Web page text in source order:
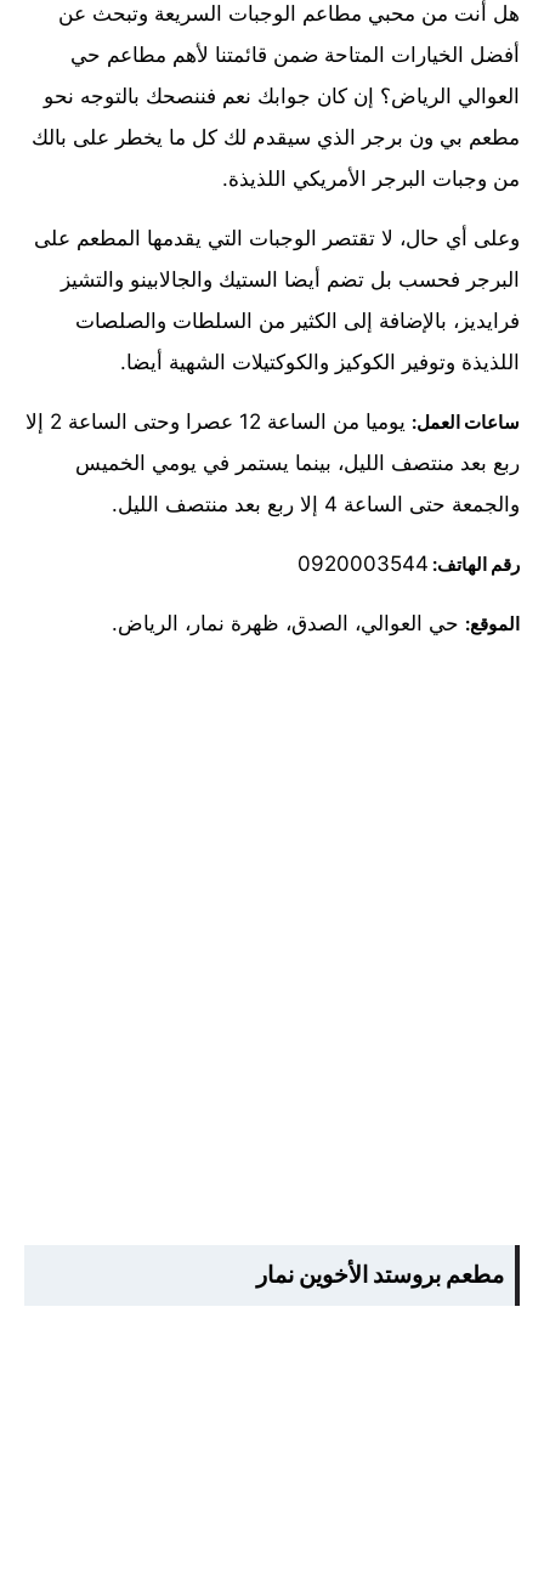
هل أنت من محبي مطاعم الوجبات السريعة وتبحث عن
أفضل الخيارات المتاحة ضمن قائمتنا لأهم مطاعم حي
العوالي الرياض؟ إن كان جوابك نعم فننصحك بالتوجه نحو
مطعم بي ون برجر الذي سيقدم لك كل ما يخطر على بالك
من وجبات البرجر الأمريكي اللذيذة.
وعلى أي حال، لا تقتصر الوجبات التي يقدمها المطعم على
البرجر فحسب بل تضم أيضا الستيك والجالابينو والتشيز
فرايديز، بالإضافة إلى الكثير من السلطات والصلصات
اللذيذة وتوفير الكوكيز والكوكتيلات الشهية أيضا.
ساعات العمل:
يوميا من الساعة 12 عصرا وحتى الساعة 2 إلا
ربع بعد منتصف الليل، بينما يستمر في يومي الخميس
والجمعة حتى الساعة 4 إلا ربع بعد منتصف الليل.
رقم الهاتف: 0920003544
الموقع: حي العوالي، الصدق، ظهرة نمار، الرياض.
مطعم بروستد الأخوين نمار